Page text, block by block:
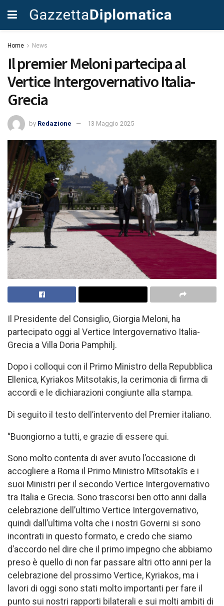
Home News
Il premier Meloni partecipa al
Vertice Intergovernativo Italia-
Grecia
by Redazione 13 Maggio 2025
Il Presidente del Consiglio, Giorgia Meloni, ha
partecipato oggi al Vertice Intergovernativo Italia-
Grecia a Villa Doria Pamphilj.
Dopo i colloqui con il Primo Ministro della Repubblica
Ellenica, Kyriakos Mitsotakis, la cerimonia di firma di
accordi e le dichiarazioni congiunte alla stampa.
Di seguito il testo dell’intervento del Premier italiano.
“Buongiorno a tutti, e grazie di essere qui.
Sono molto contenta di aver avuto l’occasione di
accogliere a Roma il Primo Ministro Mītsotakīs e i
suoi Ministri per il secondo Vertice Intergovernativo
tra Italia e Grecia. Sono trascorsi ben otto anni dalla
celebrazione dell’ultimo Vertice Intergovernativo,
quindi dall’ultima volta che i nostri Governi si sono
incontrati in questo formato, e credo che siamo
d’accordo nel dire che il primo impegno che abbiamo
preso è quello di non far passare altri otto anni per la
celebrazione del prossimo Vertice, Kyriakos, ma i
lavori di oggi sono stati molto importanti per fare il
punto sui nostri rapporti bilaterali e sui molti ambiti di